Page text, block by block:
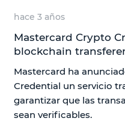
hace 3 años
Mastercard Crypto
blockchain
Mastercard ha
Credential un servicio
garantizar que las
sean verificables.